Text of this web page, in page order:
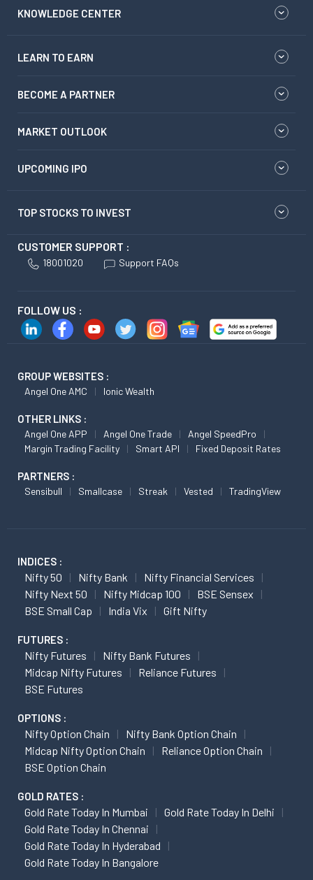
KNOWLEDGE CENTER
LEARN TO EARN
BECOME A PARTNER
MARKET OUTLOOK
UPCOMING IPO
TOP STOCKS TO INVEST
CUSTOMER SUPPORT :
18001020 Support FAQs
FOLLOW US :
GROUP WEBSITES :
Angel One AMC Ionic Wealth
OTHER LINKS :
Angel One APP Angel One Trade
Angel SpeedPro
Margin Trading Facility
Smart API Fixed Deposit Rates
PARTNERS :
Sensibull Smallcase Streak Vested TradingView
INDICES :
Nifty 50 Nifty Bank
Nifty Financial Services
Nifty Next 50
Nifty Midcap 100
BSE Sensex
BSE Small Cap
India Vix Gift Nifty
FUTURES :
Nifty Futures
Nifty Bank Futures
Midcap Nifty Futures
Reliance Futures
BSE Futures
OPTIONS :
Nifty Option Chain
Nifty Bank Option Chain
Midcap Nifty Option Chain
Reliance Option Chain
BSE Option Chain
GOLD RATES :
Gold Rate Today In Mumbai
Gold Rate Today In Delhi
Gold Rate Today In Chennai
Gold Rate Today In Hyderabad
Gold Rate Today In Bangalore